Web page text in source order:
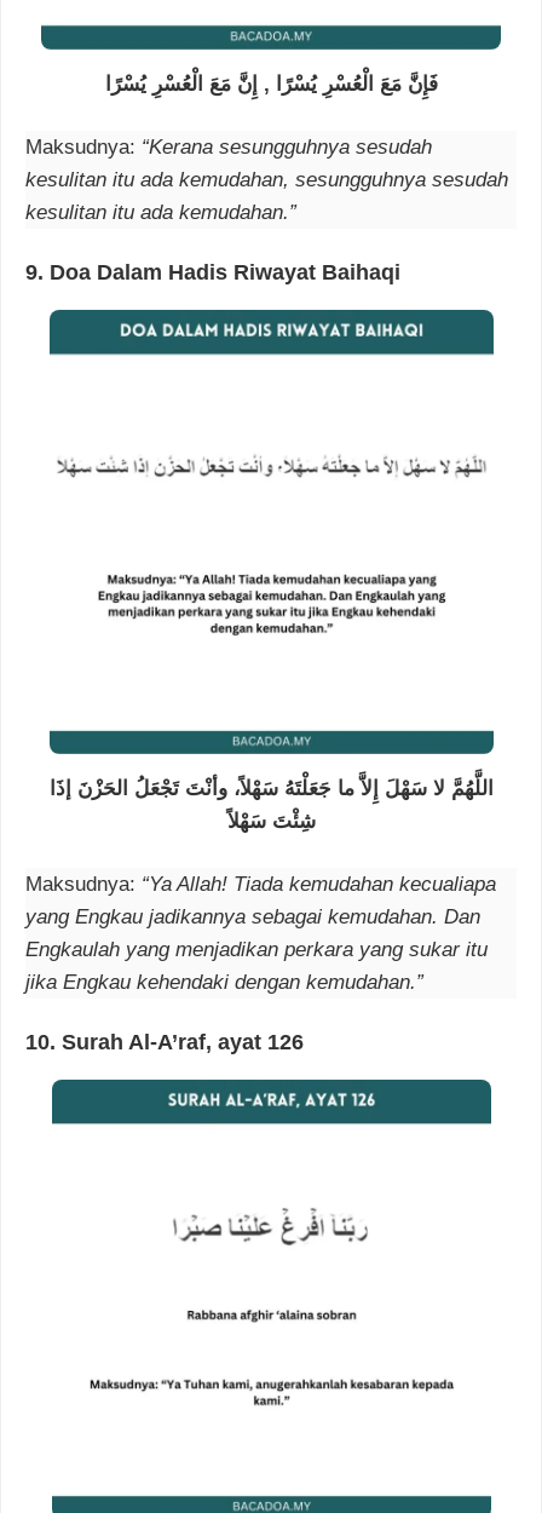
فَإِنَّ مَعَ الْعُسْرِ يُسْرًا , إِنَّ مَعَ الْعُسْرِ يُسْرًا
Maksudnya: “Kerana sesungguhnya sesudah
kesulitan itu ada kemudahan, sesungguhnya sesudah
kesulitan itu ada kemudahan.”
9. Doa Dalam Hadis Riwayat Baihaqi
اللَّهُمَّ لا سَهْلَ إِلاَّ ما جَعَلْتَهُ سَهْلاً، وأنْتَ تَجْعَلُ الحَزْنَ إذَا
شِئْتَ سَهْلاً
Maksudnya: “Ya Allah! Tiada kemudahan kecualiapa
yang Engkau jadikannya sebagai kemudahan. Dan
Engkaulah yang menjadikan perkara yang sukar itu
jika Engkau kehendaki dengan kemudahan.”
10. Surah Al-A’raf, ayat 126